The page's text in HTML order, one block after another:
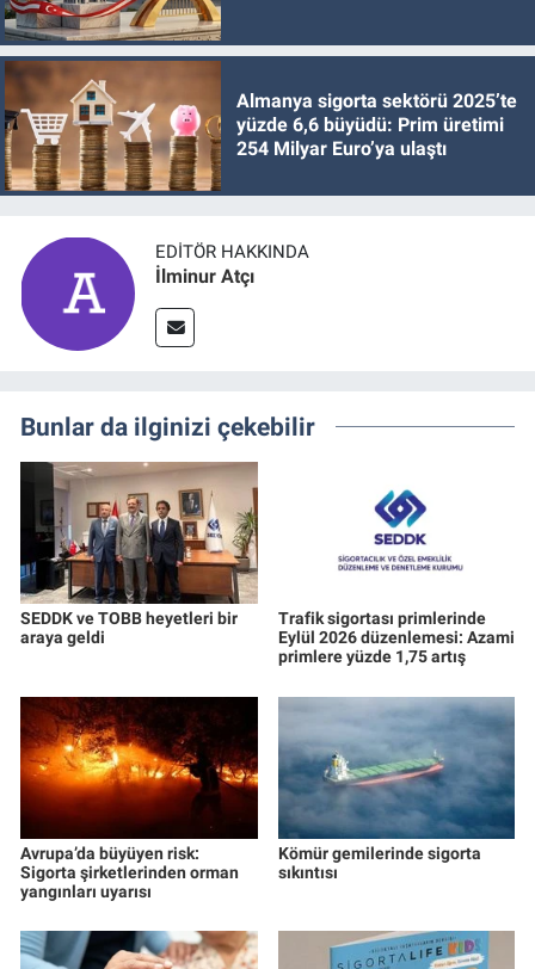
Almanya sigorta sektörü 2025’te
yüzde 6,6 büyüdü: Prim üretimi
254 Milyar Euro’ya ulaştı
EDITÖR HAKKINDA
İlminur Atçı
Bunlar da ilginizi çekebilir
SEDDK ve TOBB heyetleri bir
araya geldi
Trafik sigortası primlerinde
Eylül 2026 düzenlemesi: Azami
primlere yüzde 1,75 artış
Avrupa’da büyüyen risk:
Sigorta şirketlerinden orman
yangınları uyarısı
Kömür gemilerinde sigorta
sıkıntısı